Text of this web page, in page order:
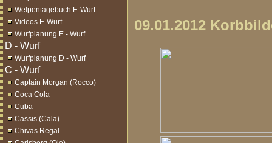
Welpentagebuch E-Wurf
Videos E-Wurf
Wurfplanung E - Wurf
Wurfplanung D - Wurf
Captain Morgan (Rocco)
Coca Cola
Cuba
Cassis (Cala)
Chivas Regal
09.01.2012